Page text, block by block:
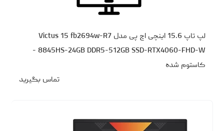
لپ تاپ 15.6 اینچی اچ‌ پی مدل Victus 15 fb2694w-R7
8845HS-24GB DDR5-512GB SSD-RTX4060-FHD-W -
کاستوم شده
تماس بگیرید